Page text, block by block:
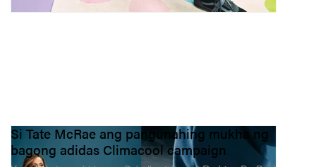
Si Tate McRae ang pangunahing mukha ng
bagong adidas Climacool campaign